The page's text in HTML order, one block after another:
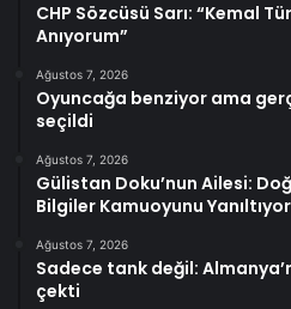
CHP Sözcüsü Sarı: “Kemal
Anıyorum”
Ağustos 7, 2026
Oyuncağa benziyor ama
seçildi
Ağustos 7, 2026
Gülistan Doku’nun Ailesi:
Bilgiler Kamuoyunu Yanıltıyor
Ağustos 7, 2026
Sadece tank değil:
çekti